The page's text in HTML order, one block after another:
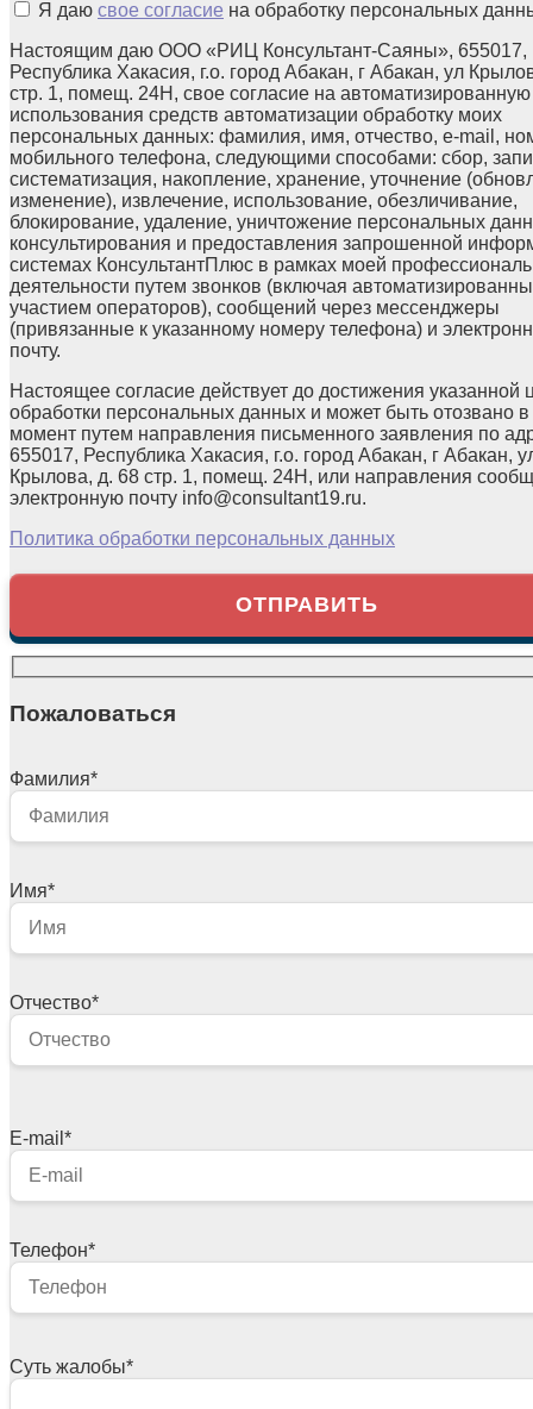
Я даю свое согласие на обработку персональных
Настоящим даю ООО «РИЦ Консультант-Саяны», 655017,
Республика Хакасия, г.о. город Абакан, г Абакан, ул
стр. 1, помещ. 24Н, свое согласие на автоматизированную
использования средств автоматизации обработку моих
персональных данных: фамилия, имя, отчество, e-mail,
мобильного телефона, следующими способами: сбор,
систематизация, накопление, хранение, уточнение
изменение), извлечение, использование, обезличивание,
блокирование, удаление, уничтожение персональных
консультирования и предоставления запрошенной
системах КонсультантПлюс в рамках моей
деятельности путем звонков (включая
участием операторов), сообщений через мессенджеры
(привязанные к указанному номеру телефона) и
почту.
Настоящее согласие действует до достижения указанной
обработки персональных данных и может быть отозвано
момент путем направления письменного заявления по
655017, Республика Хакасия, г.о. город Абакан, г Абакан,
Крылова, д. 68 стр. 1, помещ. 24Н, или направления
электронную почту info@consultant19.ru.
Политика обработки персональных данных
Пожаловаться
Фамилия*
Имя*
Отчество*
E-mail *
Телефон*
Суть жалобы*